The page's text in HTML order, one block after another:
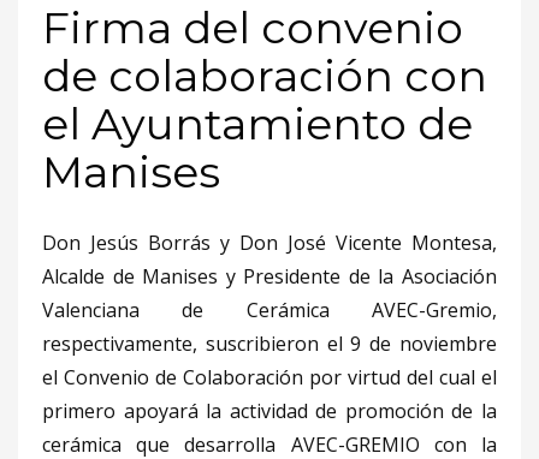
Firma del convenio
de colaboración con
el Ayuntamiento de
Manises
Don Jesús Borrás y Don José Vicente Montesa,
Alcalde de Manises y Presidente de la Asociación
Valenciana de Cerámica AVEC-Gremio,
respectivamente, suscribieron el 9 de noviembre
el Convenio de Colaboración por virtud del cual el
primero apoyará la actividad de promoción de la
cerámica que desarrolla AVEC-GREMIO con la